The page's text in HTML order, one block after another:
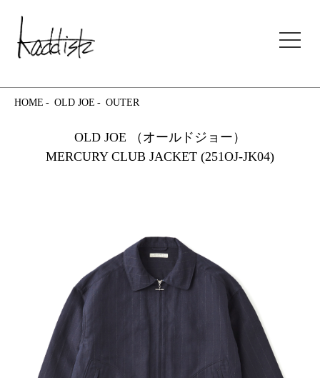
kaddish development store
HOME OLD JOE OUTER
OLD JOE （オールドジョー）
MERCURY CLUB JACKET (251OJ-JK04)